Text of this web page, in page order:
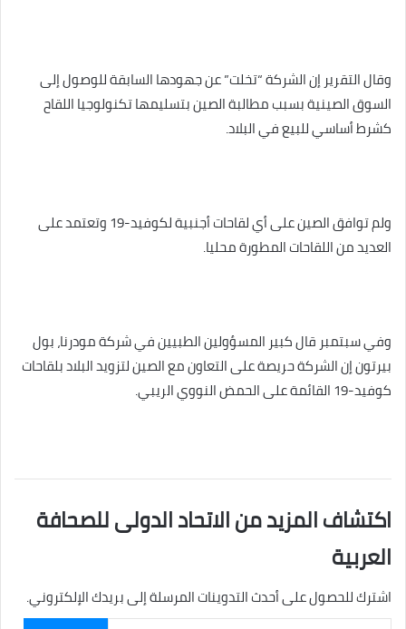
وقال التقرير إن الشركة “تخلت” عن جهودها السابقة للوصول إلى
السوق الصينية بسبب مطالبة الصين بتسليمها تكنولوجيا اللقاح
كشرط أساسي للبيع في البلاد.
ولم توافق الصين على أي لقاحات أجنبية لكوفيد-19 وتعتمد على
العديد من اللقاحات المطورة محليا.
وفي سبتمبر قال كبير المسؤولين الطبيين في شركة مودرنا، بول
بيرتون إن الشركة حريصة على التعاون مع الصين لتزويد البلاد بلقاحات
كوفيد-19 القائمة على الحمض النووي الريبي.
اكتشاف المزيد من الاتحاد الدولى للصحافة
العربية
اشترك للحصول على أحدث التدوينات المرسلة إلى بريدك الإلكتروني.